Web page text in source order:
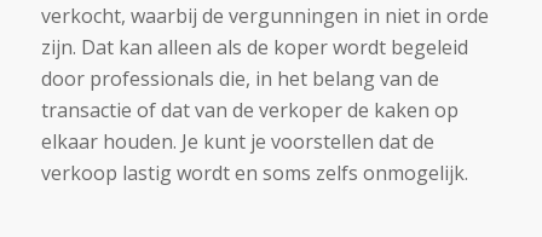
verkocht, waarbij de vergunningen in niet in orde
zijn. Dat kan alleen als de koper wordt begeleid
door professionals die, in het belang van de
transactie of dat van de verkoper de kaken op
elkaar houden. Je kunt je voorstellen dat de
verkoop lastig wordt en soms zelfs onmogelijk.